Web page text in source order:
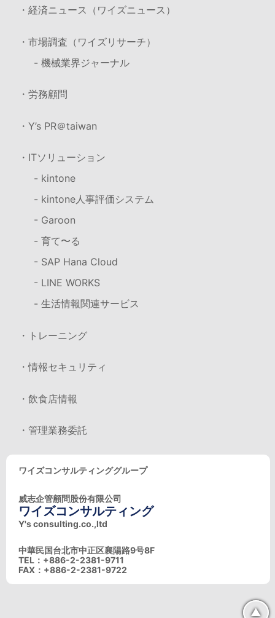
・経済ニュース（ワイズニュース）
・市場調査（ワイズリサーチ）
- 機械業界ジャーナル
・労務顧問
・Y’s PR＠taiwan
・ITソリューション
- kintone
- kintone人事評価システム
- Garoon
- 育て〜る
- SAP Hana Cloud
- LINE WORKS
- 生活情報関連サービス
・トレーニング
・情報セキュリティ
・飲食店情報
・管理業務委託
ワイズコンサルティンググループ
威志企管顧問股份有限公司
ワイズコンサルティング
Y's consulting.co.,ltd
中華民国台北市中正区襄陽路9号8F
TEL：+886-2-2381-9711
FAX：+886-2-2381-9722
▲